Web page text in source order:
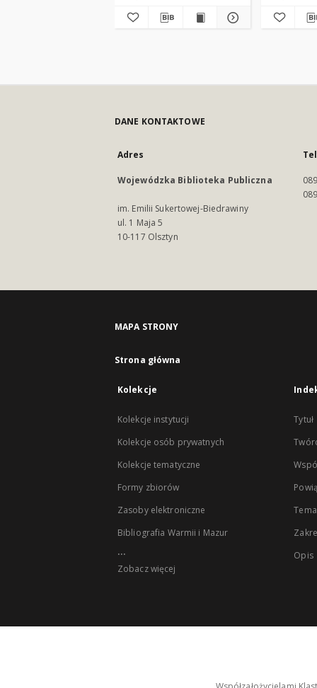
się znayduje. Datowany w
Berlinie Dnia 26. Marca
DANE KONTAKTOWE
Adres
Wojewódzka Biblioteka Publiczna
im. Emilii Sukertowej-Biedrawiny
ul. 1 Maja 5
10-117 Olsztyn
MAPA STRONY
Strona główna
Kolekcje
Kolekcje instytucji
Kolekcje osób prywatnych
Kolekcje tematyczne
Formy zbiorów
Zasoby elektroniczne
Bibliografia Warmii i Mazur
...
Zobacz więcej
Tytuł
Opis